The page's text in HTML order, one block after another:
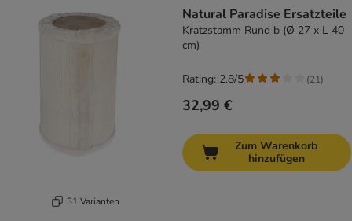
31 Varianten
Natural Paradise Ersatzteile
Kratzstamm Rund b (Ø 27 x L 40
cm)
32,99 €
Rating: 2.8/5 (21)
Zum Warenkorb
hinzufügen